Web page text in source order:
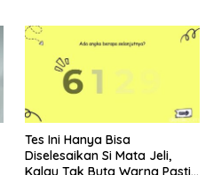
Tes Ini Hanya Bisa
Diselesaikan Si Mata Jeli,